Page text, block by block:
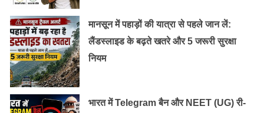
मानसून में पहाड़ों की यात्रा से पहले जान लें:
लैंडस्लाइड के बढ़ते खतरे और 5 जरूरी सुरक्षा
नियम
भारत में Telegram बैन और NEET (UG) री-